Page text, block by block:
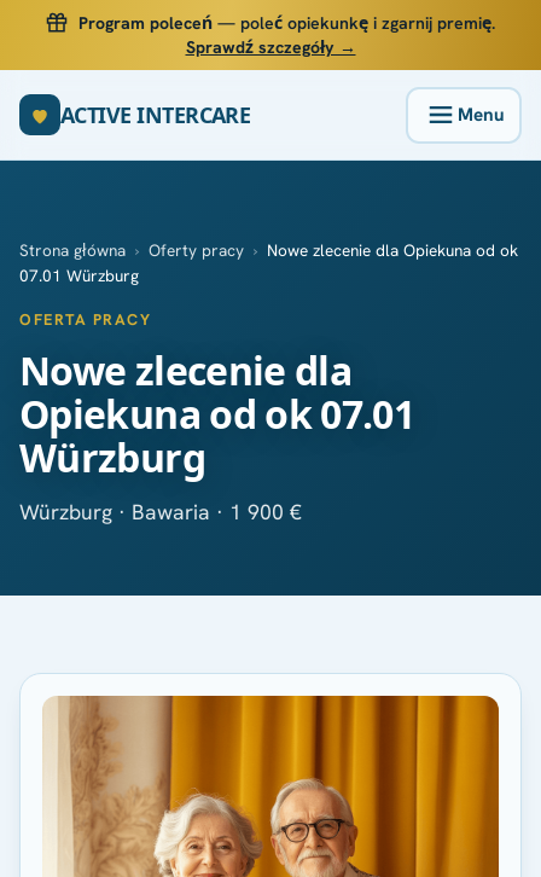
Program poleceń — poleć opiekunkę i zgarnij premię.
Sprawdź szczegóły →
ACTIVE INTERCARE
Strona główna › Oferty pracy › Nowe zlecenie dla Opiekuna od ok
07.01 Würzburg
OFERTA PRACY
Nowe zlecenie dla
Opiekuna od ok 07.01
Würzburg
Würzburg · Bawaria · 1 900 €